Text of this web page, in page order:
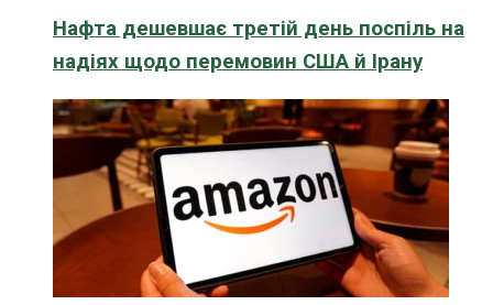
Нафта дешевшає третій день поспіль на
надіях щодо перемовин США й Ірану